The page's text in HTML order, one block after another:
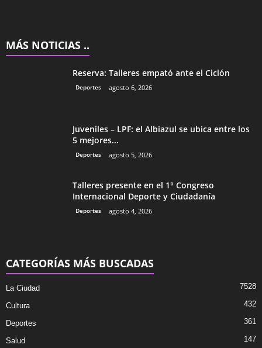
MÁS NOTICIAS ..
Reserva: Talleres empató ante el Ciclón
Deportes agosto 6, 2026
Juveniles – LPF: el Albiazul se ubica entre los
5 mejores...
Deportes agosto 5, 2026
Talleres presente en el 1° Congreso
Internacional Deporte y Ciudadanía
Deportes agosto 4, 2026
CATEGORÍAS MÁS BUSCADAS
La Ciudad 7528
Cultura 432
Deportes 361
Salud 147